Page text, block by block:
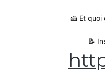
🍰 Et quoi
📝